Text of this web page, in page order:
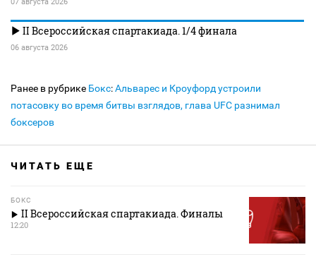
II Всероссийская спартакиада. 1/4 финала
06 августа 2026
Ранее в рубрике Бокс:Альварес и Кроуфорд устроили
потасовку во время битвы взглядов, глава UFC разнимал
боксеров
ЧИТАТЬ ЕЩЕ
БОКС
II Всероссийская спартакиада. Финалы
12:20